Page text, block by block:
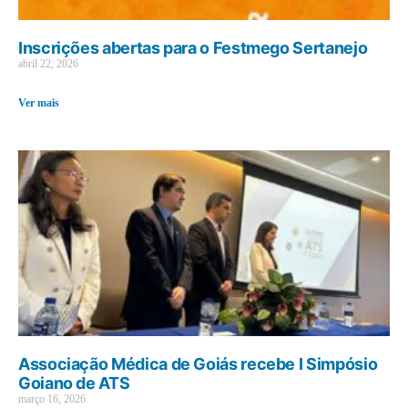
Inscrições abertas para o Festmego Sertanejo
abril 22, 2026
Ver mais
Associação Médica de Goiás recebe I Simpósio
Goiano de ATS
março 16, 2026